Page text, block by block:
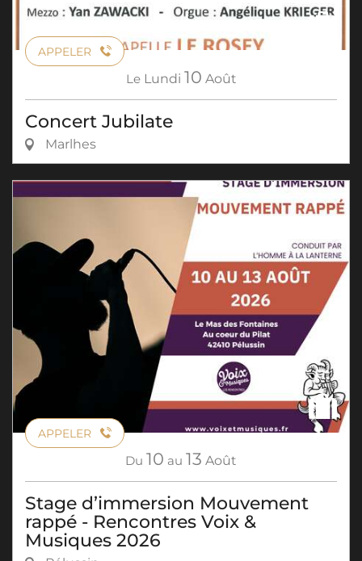
APPELER
Le Lundi 10 Août
Concert Jubilate
Marlhes
APPELER
Du 10 au 13 Août
Stage d’immersion Mouvement
rappé - Rencontres Voix &
Musiques 2026